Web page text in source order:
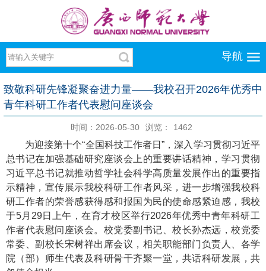
导航
致敬科研先锋凝聚奋进力量——我校召开2026年优秀中
青年科研工作者代表慰问座谈会
时间：2026-05-30 浏览： 1462
为迎接第十个“全国科技工作者日”，深入学习贯彻习近平
总书记在加强基础研究座谈会上的重要讲话精神，学习贯彻
习近平总书记就推动哲学社会科学高质量发展作出的重要指
示精神，宣传展示我校科研工作者风采，进一步增强我校科
研工作者的荣誉感获得感和报国为民的使命感紧迫感，我校
于5月29日上午，在育才校区举行2026年优秀中青年科研工
作者代表慰问座谈会。校党委副书记、校长孙杰远，校党委
常委、副校长宋树祥出席会议，相关职能部门负责人、各学
院（部）师生代表及科研骨干齐聚一堂，共话科研发展，共